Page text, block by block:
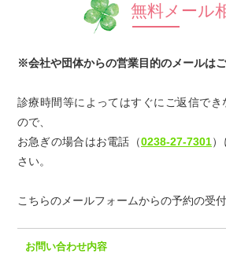
無料メール
※会社や団体からの営業目的のメールはご
診療時間等によってはすぐにご返信でき
ので、
お急ぎの場合はお電話（0238-27-7301
さい。
こちらのメールフォームからの予約の受
お問い合わせ内容